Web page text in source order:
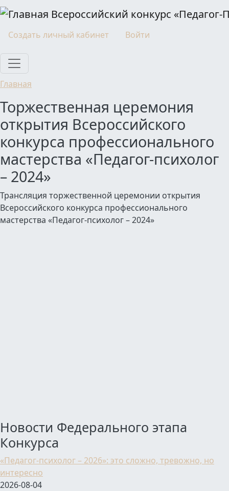
Перейти к основному содержанию
Всероссийский конкурс «Педагог-
Моя учетная запись
Создать личный кабинет Войти
Главная
Торжественная церемония
открытия Всероссийского
конкурса профессионального
мастерства «Педагог-психолог
– 2024»
Трансляция торжественной церемонии открытия
Всероссийского конкурса профессионального
мастерства «Педагог-психолог – 2024»
Новости Федерального этапа
Конкурса
«Педагог-психолог – 2026»: это сложно, тревожно, но
интересно
2026-08-04